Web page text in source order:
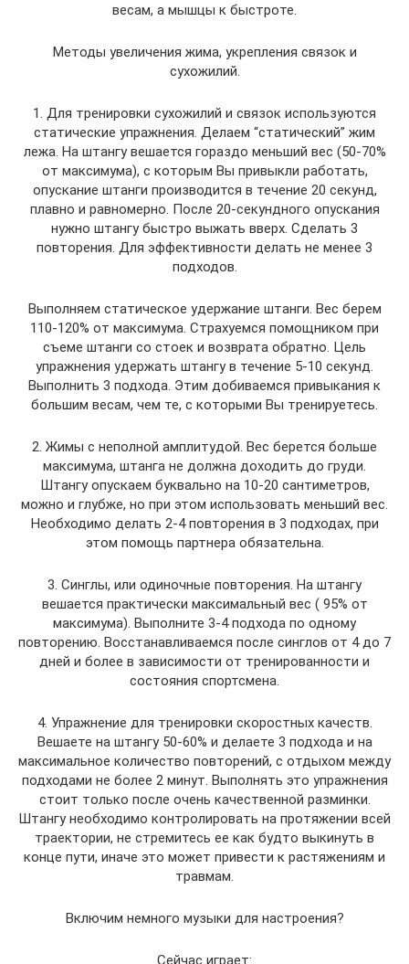
весам, а мышцы к быстроте.
Методы увеличения жима, укрепления связок и
сухожилий.
1. Для тренировки сухожилий и связок используются
статические упражнения. Делаем “статический” жим
лежа. На штангу вешается гораздо меньший вес (50-70%
от максимума), с которым Вы привыкли работать,
опускание штанги производится в течение 20 секунд,
плавно и равномерно. После 20-секундного опускания
нужно штангу быстро выжать вверх. Сделать 3
повторения. Для эффективности делать не менее 3
подходов.
Выполняем статическое удержание штанги. Вес берем
110-120% от максимума. Страхуемся помощником при
съеме штанги со стоек и возврата обратно. Цель
упражнения удержать штангу в течение 5-10 секунд.
Выполнить 3 подхода. Этим добиваемся привыкания к
большим весам, чем те, с которыми Вы тренируетесь.
2. Жимы с неполной амплитудой. Вес берется больше
максимума, штанга не должна доходить до груди.
Штангу опускаем буквально на 10-20 сантиметров,
можно и глубже, но при этом использовать меньший вес.
Необходимо делать 2-4 повторения в 3 подходах, при
этом помощь партнера обязательна.
3. Синглы, или одиночные повторения. На штангу
вешается практически максимальный вес ( 95% от
максимума). Выполните 3-4 подхода по одному
повторению. Восстанавливаемся после синглов от 4 до 7
дней и более в зависимости от тренированности и
состояния спортсмена.
4. Упражнение для тренировки скоростных качеств.
Вешаете на штангу 50-60% и делаете 3 подхода и на
максимальное количество повторений, с отдыхом между
подходами не более 2 минут. Выполнять это упражнения
стоит только после очень качественной разминки.
Штангу необходимо контролировать на протяжении всей
траектории, не стремитесь ее как будто выкинуть в
конце пути, иначе это может привести к растяжениям и
травмам.
Включим немного музыки для настроения?
Сейчас играет: